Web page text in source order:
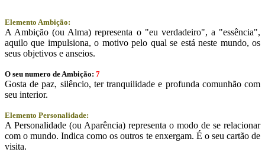
Elemento Ambição:
A Ambição (ou Alma) representa o "eu verdadeiro", a "essência",
aquilo que impulsiona, o motivo pelo qual se está neste mundo, os
seus objetivos e anseios.
O seu numero de Ambição: 7
Gosta de paz, silêncio, ter tranquilidade e profunda comunhão com
seu interior.
Elemento Personalidade:
A Personalidade (ou Aparência) representa o modo de se relacionar
com o mundo. Indica como os outros te enxergam. É o seu cartão de
visita.